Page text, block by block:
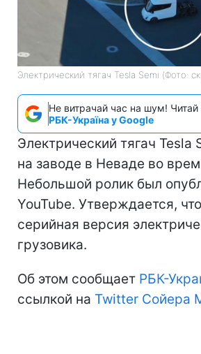
Электрический тягач Tesla Semi (Фото:
Не витрачай час на шум! Читай
РБК-Україна у Google
Электрический тягач Tesla
на заводе в Неваде во
Небольшой ролик был
YouTube. Утверждается,
серийная версия
грузовика.
Об этом сообщает РБК-
ссылкой на Twitter Сойера